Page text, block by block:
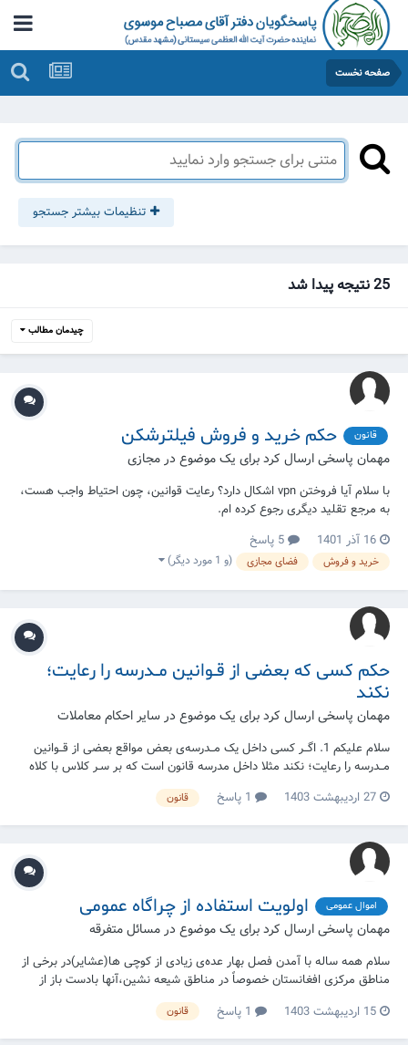
صفحه نخست
تنظیمات بیشتر جستجو
25 نتیجه پیدا شد
چیدمان مطالب
قانون حکم خرید و فروش فیلترشکن
مهمان پاسخی ارسال کرد برای یک موضوع در مجازی
با سلام آیا فروختن vpn اشکال دارد؟ رعایت قوانین، چون احتیاط واجب هست،
به مرجع تقلید دیگری رجوع کرده ام.
16 آذر 1401
خرید و فروش فضای مجازی (و 1 مورد دیگر)
حکم کسی که بعضی از قــوانین مــدرسه را رعایت؛
نکند
مهمان پاسخی ارسال کرد برای یک موضوع در سایر احکام معاملات
سلام علیکم 1. اگــر کسی داخل یک مــدرسه‌ی بعض مواقع بعضی از قــوانین
مــدرسه را رعایت؛ نکند مثلا داخل مدرسه قانون است که بر سـر کلاس با کلاه
حاضر شوید؛ حال اگــر کسی گاهی کلاه سر نکــرد، آیا به او ظالم و جائر گفته
می‌شـــود؟ و آیا می‌شـــود در نماز به او اقتـــدا کرد؟ 2. رفتــ...
27 اردیبهشت 1403 قانون
اموال عمومی اولویت استفاده از چراگاه عمومی
مهمان پاسخی ارسال کرد برای یک موضوع در مسائل متفرقه
سلام همه ساله با آمدن فصل بهار عده‌ی زیادی از کوچی ها(عشایر)در برخی از
مناطق مرکزی افغانستان خصوصاً در مناطق شیعه نشین،آنها بادست باز از
چراگاه های حریم عمومی روستایی و بعضاً خصوص افراد استفاده می کنند.
آنان با توجه به حق بهره مندی از چنین مزیتی برای خود،کار شان با مردم
منطقه به در گیری لفظی و...
15 اردیبهشت 1403 قانون